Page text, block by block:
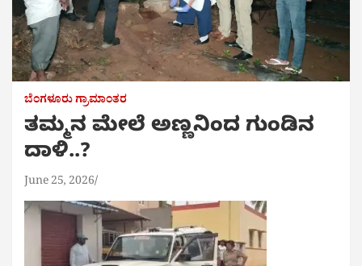
ಬೆಂಗಳೂರು ಗ್ರಾಮಾಂತರ
ತಮ್ಮನ ಮೇಲೆ ಅಣ್ಣನಿಂದ ಗುಂಡಿನ
ದಾಳಿ..?
June 25, 2026